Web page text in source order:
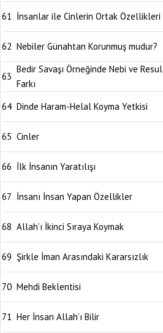
61 İnsanlar ile Cinlerin Ortak Özellikleri
62 Nebiler Günahtan Korunmuş mudur?
63
Bedir Savaşı Örneğinde Nebi ve Resul
Farkı
64 Dinde Haram-Helal Koyma Yetkisi
65 Cinler
66 İlk İnsanın Yaratılışı
67 İnsanı İnsan Yapan Özellikler
68 Allah’ı İkinci Sıraya Koymak
69 Şirkle İman Arasındaki Kararsızlık
70 Mehdi Beklentisi
71 Her İnsan Allah’ı Bilir